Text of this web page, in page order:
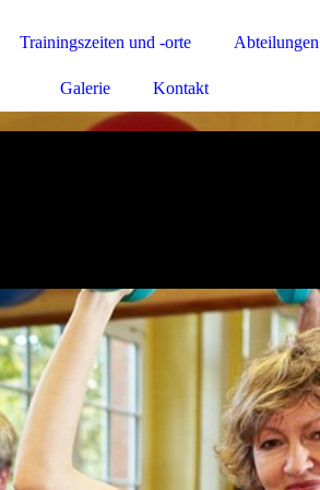
Trainingszeiten und -orte Abteilungen
Galerie Kontakt